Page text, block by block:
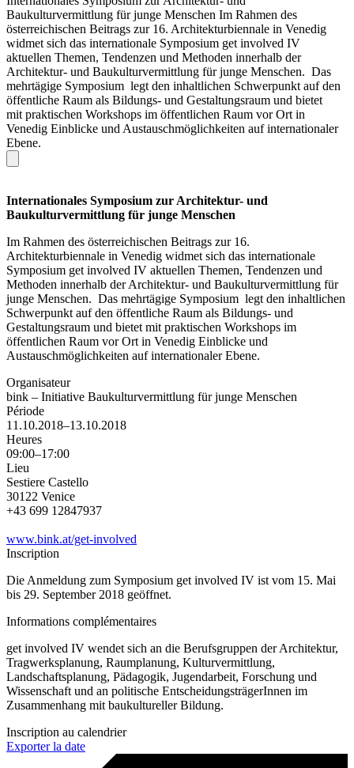
Baukulturvermittlung für junge Menschen Im Rahmen des
österreichischen Beitrags zur 16. Architekturbiennale in Venedig
widmet sich das internationale Symposium get involved IV
aktuellen Themen, Tendenzen und Methoden innerhalb der
Architektur- und Baukulturvermittlung für junge Menschen. Das
mehrtägige Symposium legt den inhaltlichen Schwerpunkt auf den
öffentliche Raum als Bildungs- und Gestaltungsraum und bietet
mit praktischen Workshops im öffentlichen Raum vor Ort in
Venedig Einblicke und Austauschmöglichkeiten auf internationaler
Ebene.
Internationales Symposium zur Architektur- und
Baukulturvermittlung für junge Menschen
Im Rahmen des österreichischen Beitrags zur 16.
Architekturbiennale in Venedig widmet sich das internationale
Symposium get involved IV aktuellen Themen, Tendenzen und
Methoden innerhalb der Architektur- und Baukulturvermittlung für
junge Menschen. Das mehrtägige Symposium legt den inhaltlichen
Schwerpunkt auf den öffentliche Raum als Bildungs- und
Gestaltungsraum und bietet mit praktischen Workshops im
öffentlichen Raum vor Ort in Venedig Einblicke und
Austauschmöglichkeiten auf internationaler Ebene.
Organisateur
bink – Initiative Baukulturvermittlung für junge Menschen
Période
11.10.2018–13.10.2018
Heures
09:00–17:00
Lieu
Sestiere Castello
30122 Venice
+43 699 12847937
www.bink.at/get-involved
Inscription
Die Anmeldung zum Symposium get involved IV ist vom 15. Mai
bis 29. September 2018 geöffnet.
Informations complémentaires
get involved IV wendet sich an die Berufsgruppen der Architektur,
Tragwerksplanung, Raumplanung, Kulturvermittlung,
Landschaftsplanung, Pädagogik, Jugendarbeit, Forschung und
Wissenschaft und an politische EntscheidungsträgerInnen im
Zusammenhang mit baukultureller Bildung.
Inscription au calendrier
Exporter la date